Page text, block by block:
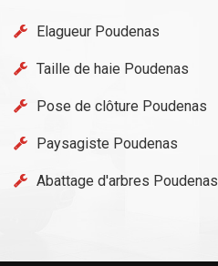
Elagueur Poudenas
Taille de haie Poudenas
Pose de clôture Poudenas
Paysagiste Poudenas
Abattage d'arbres Poudenas